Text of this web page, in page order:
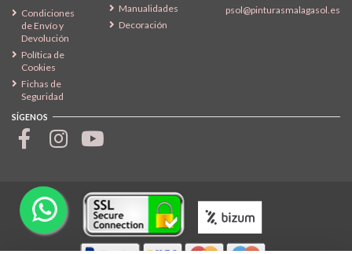
Condiciones
de Envío y
Devolución
Política de
Cookies
Fichas de
Seguridad
Manualidades
Decoración
psol@pinturasmalagasol.es
SÍGENOS